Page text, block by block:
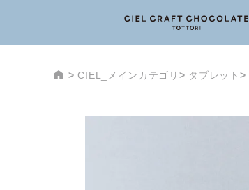
CIEL_メインカテゴリ タブレット